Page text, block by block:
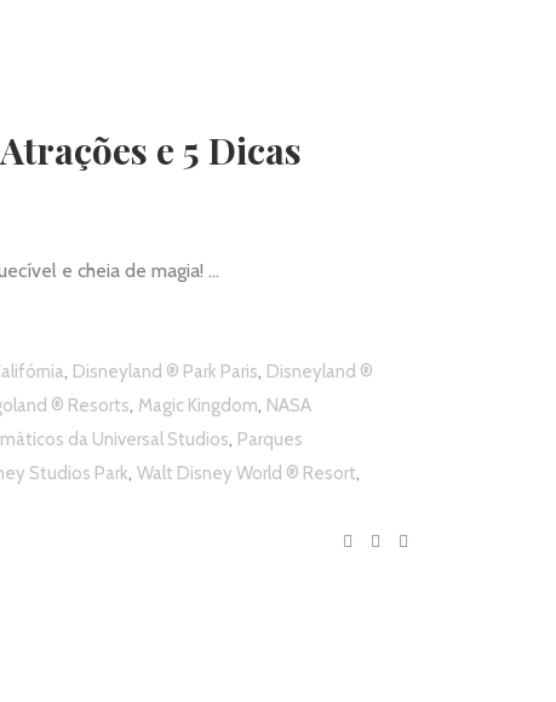
e 5 Dicas
e cheia de magia!
, Disneyland ® Park Paris, Disneyland ®
® Resorts, Magic Kingdom, NASA
da Universal Studios, Parques
Studios Park, Walt Disney World ® Resort,